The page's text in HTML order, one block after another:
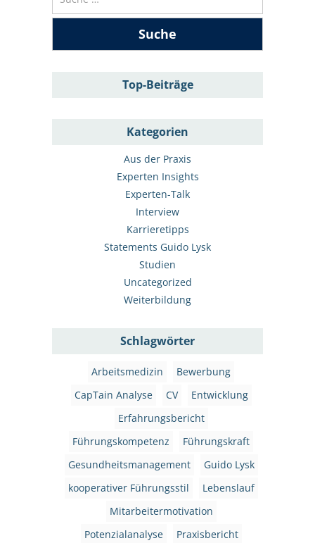
Top-Beiträge
Kategorien
Aus der Praxis
Experten Insights
Experten-Talk
Interview
Karrieretipps
Statements Guido Lysk
Studien
Uncategorized
Weiterbildung
Schlagwörter
Arbeitsmedizin
Bewerbung
CapTain Analyse
CV
Entwicklung
Erfahrungsbericht
Führungskompetenz
Führungskraft
Gesundheitsmanagement
Guido Lysk
kooperativer Führungsstil
Lebenslauf
Mitarbeitermotivation
Potenzialanalyse
Praxisbericht